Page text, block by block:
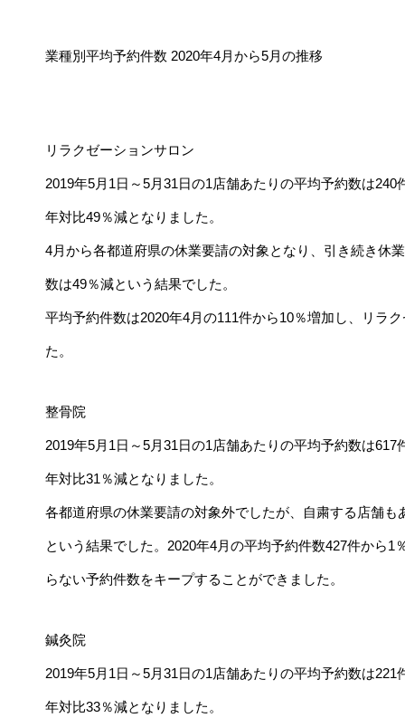
業種別平均予約件数 2020年4月から5月の推移
リラクゼーションサロン
2019年5月1日～5月31日の1店舗あたりの平均予約数は
年対比49％減となりました。
4月から各都道府県の休業要請の対象となり、引き続き休
数は49％減という結果でした。
平均予約件数は2020年4月の111件から10％増加し、リラ
た。
整骨院
2019年5月1日～5月31日の1店舗あたりの平均予約数は
年対比31％減となりました。
各都道府県の休業要請の対象外でしたが、自粛する店舗
という結果でした。2020年4月の平均予約件数427件から
らない予約件数をキープすることができました。
鍼灸院
2019年5月1日～5月31日の1店舗あたりの平均予約数は
年対比33％減となりました。